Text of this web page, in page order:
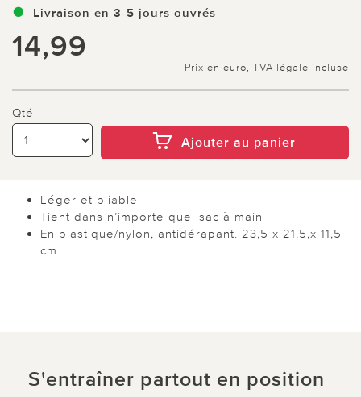
Livraison en 3-5 jours ouvrés
14,99
Prix en euro, TVA légale incluse
Qté
Ajouter au panier
Léger et pliable
Tient dans n’importe quel sac à main
En plastique/nylon, antidérapant. 23,5 x 21,5,x 11,5
cm.
S'entraîner partout en position